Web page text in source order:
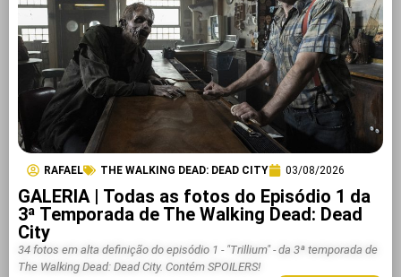
RAFAEL THE WALKING DEAD: DEAD CITY 03/08/2026
GALERIA | Todas as fotos do Episódio 1 da
3ª Temporada de The Walking Dead: Dead
City
34 fotos em alta definição do episódio 1 - "Trillium" - da 3ª temporada de
The Walking Dead: Dead City. Contém SPOILERS!